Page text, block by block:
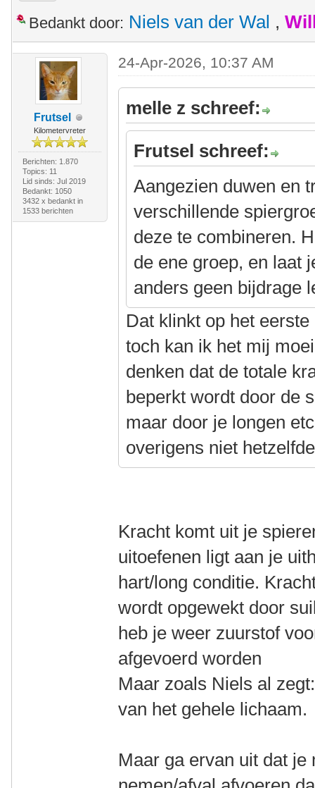
Bedankt door: Niels van der Wal ,
Frutsel
Kilometervreter
Berichten: 1.870
Topics: 11
Lid sinds: Jul 2019
Bedankt: 1050
3432 x bedankt in
1533 berichten
24-Apr-2026, 10:37 AM
melle z schreef:
Frutsel schreef:
Aangezien duwen en
verschillende
deze te combineren.
de ene groep, en laat
anders geen bijdrage
Dat klinkt op het
toch kan ik het mij
denken dat de totale
beperkt wordt door de
maar door je longen
overigens niet
Kracht komt uit je
uitoefenen ligt aan je
hart/long conditie.
wordt opgewekt door
heb je weer zuurstof
afgevoerd worden
Maar zoals Niels al
van het gehele lichaam.
Maar ga ervan uit dat